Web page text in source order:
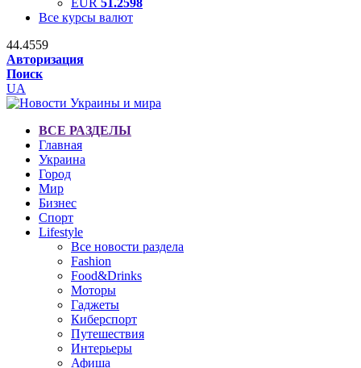
EUR 51.2598
Все курсы валют
44.4559
Авторизация
Поиск
UA
ВСЕ РАЗДЕЛЫ
Главная
Украина
Город
Мир
Бизнес
Спорт
Lifestyle
Все новости раздела
Fashion
Food&Drinks
Моторы
Гаджеты
Киберспорт
Путешествия
Интерьеры
Афиша